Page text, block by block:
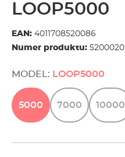
LOOP5000
EAN: 4011708520086
Numer produktu: 5200020
MODEL: LOOP5000
5000 7000 10000